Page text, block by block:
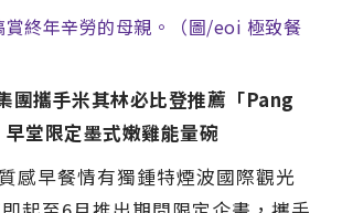
終年辛勞的母親。（圖/eoi 極致餐
團攜手米其林必比登推薦「Pang
早堂限定墨式嫩雞能量碗
感早餐情有獨鍾特煙波國際觀光